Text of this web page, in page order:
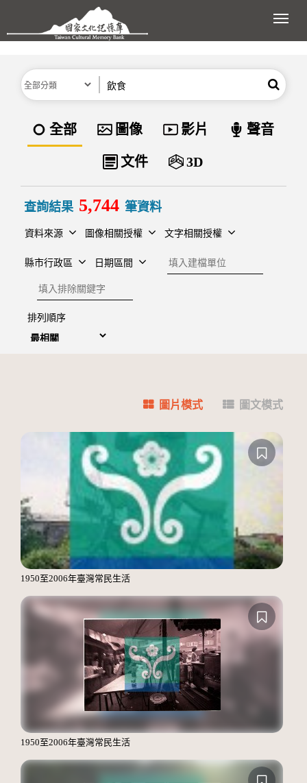
跳到主要內容區塊
展
分類 搜尋
資料類型
全部 圖像 影片 聲音
文件 3D
查詢結果 5,744 筆資料
資料來源 圖像相關授權 文字相關授權
縣市行政區 日期區間
建檔單位
排除關鍵字
排列順序
圖片模式 圖文模式
1950至2006年臺灣常民生活
1950至2006年臺灣常民生活